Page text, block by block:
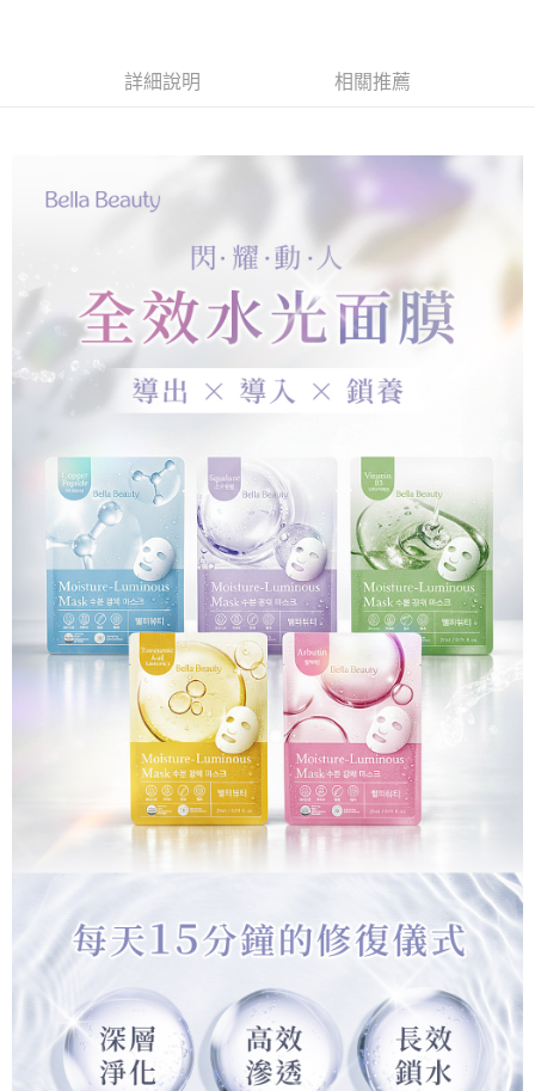
AFTEE先享後付是「在收到商品之後才付款」的支付方式。 讓您購物簡單
便利好安心！
１．簡單：不需註冊會員、不需綁卡、不需儲值。
２．便利：只要手機號碼，簡訊認證，即可結帳。
３．安心：先確認商品／服務後，再付款。
１．於結帳方式選擇「AFTEE先享後付」後，將跳轉至「AFTEE先享後付」
結帳頁面，進行簡訊認證並確認金額後，即可完成結帳。
２．訂單成立數日內，您將收到繳費通知簡訊。
３．收到繳費通知簡訊後14天內，點擊此簡訊中的連結，可透過四大超商／
ATM／網路銀行／等多元方式進行付款，方視為交易完成。
※ 請注意：結帳手續完成當下不需立刻繳費，但若您需要取消訂單，請聯絡
購買商品的店家。未經商家同意取消之訂單仍視為有效，需透過AFTEE先享
後付繳納相關費用。
※ 交易是否成功請以「AFTEE先享後付 」之結帳頁面顯示為準，若有關於
是否繳費成功／繳費後需取消欲退款等相關疑問，請聯繫「AFTEE先享後付
客戶支援中心」 https://netprotections.freshdesk.com/support/home
１．透過由恩沛科技股份有限公司提供之「AFTEE先享後付」服務完成之交
易，需依本服務之必要範圍內提供個人資料，並將交易相關給付款項請求債
權轉讓予恩沛科技股份有限公司。
２．關於個人資料處理事宜，請瀏覽以下網址：
https://aftee.tw/terms/#terms3
３．未成年的使用者請事先徵得法定代理人或監護人之同意方可使用
４．使用「AFTEE先享後付」時，將依據個別帳號之用戶狀況，依本公司即
時審查核予不同之上限額度；若仍有額度不足之情形，本公司將視審查結果
請求用戶進行身份認證。
恩沛科技股份有限公司將有權停止該用戶之使用額度並採取法律行動。
ATM付款
運送方式
先付款後全家取貨
每筆NT$80，滿NT$999(含以上)免運費
7-11取貨付款
每筆NT$80，滿NT$999(含以上)免運費
先付款後7-11取貨
每筆NT$80，滿NT$999(含以上)免運費
每筆NT$90，滿NT$999(含以上)免運費
詳細說明 相關推薦